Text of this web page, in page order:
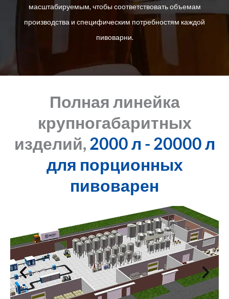
масштабируемым, чтобы соответствовать объемам
производства и специфическим потребностям каждой
пивоварни.
Полная линейка
крупногабаритных
изделий, 2000 л - 20000 л
для порционных
пивоварен